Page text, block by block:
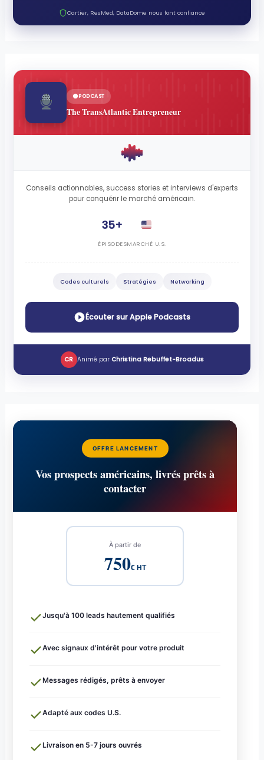
Cartier, ResMed, DataDome nous font confiance
PODCAST
The TransAtlantic Entrepreneur
Conseils actionnables, success stories et interviews d'experts
pour conquérir le marché américain.
35+
ÉPISODESMARCHÉ U.S.
Codes culturels Stratégies Networking
Écouter sur Apple Podcasts
CR Animé par Christina Rebuffet-Broadus
OFFRE LANCEMENT
Vos prospects américains, livrés prêts à
contacter
À partir de
750€ HT
Jusqu'à 100 leads hautement qualifiés
Avec signaux d'intérêt pour votre produit
Messages rédigés, prêts à envoyer
Adapté aux codes U.S.
Livraison en 5-7 jours ouvrés